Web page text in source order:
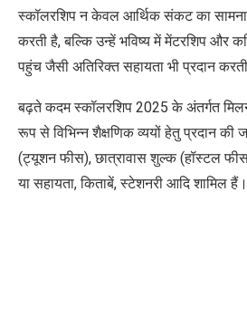
स्कॉलरशिप न केवल आर्थिक संकट का सामना
करती है, बल्कि उन्हें भविष्य में मेंटरशिप और
पहुंच जैसी अतिरिक्त सहायता भी प्रदान
बढ़ते कदम स्कॉलरशिप 2025 के अंतर्गत मिलने
रूप से विभिन्न शैक्षणिक व्ययों हेतु प्रदान की
(ट्यूशन फीस), छात्रावास शुल्क (हॉस्टल
या सहायता, किताबें, स्टेशनरी आदि शामिल हैं।